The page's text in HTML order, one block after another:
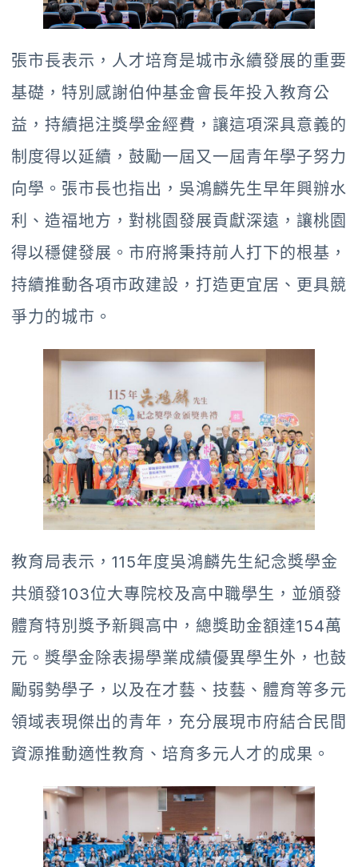
張市長表示，人才培育是城市永續發展的重要
基礎，特別感謝伯仲基金會長年投入教育公
益，持續挹注獎學金經費，讓這項深具意義的
制度得以延續，鼓勵一屆又一屆青年學子努力
向學。張市長也指出，吳鴻麟先生早年興辦水
利、造福地方，對桃園發展貢獻深遠，讓桃園
得以穩健發展。市府將秉持前人打下的根基，
持續推動各項市政建設，打造更宜居、更具競
爭力的城市。
教育局表示，115年度吳鴻麟先生紀念獎學金
共頒發103位大專院校及高中職學生，並頒發
體育特別獎予新興高中，總獎助金額達154萬
元。獎學金除表揚學業成績優異學生外，也鼓
勵弱勢學子，以及在才藝、技藝、體育等多元
領域表現傑出的青年，充分展現市府結合民間
資源推動適性教育、培育多元人才的成果。